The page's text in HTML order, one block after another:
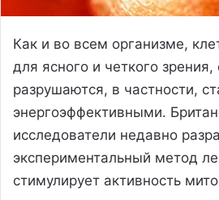
Как и во всем организме,
для ясного и четкого
разрушаются, в частности,
энергоэффективными.
исследователи недавно
экспериментальный метод
стимулирует активность